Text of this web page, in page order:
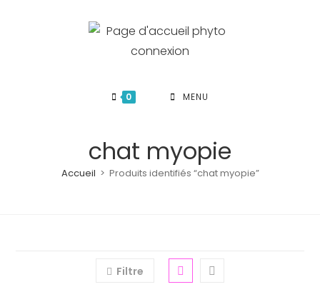
0 MENU
chat myopie
Accueil > Produits identifiés “chat myopie”
Filtre